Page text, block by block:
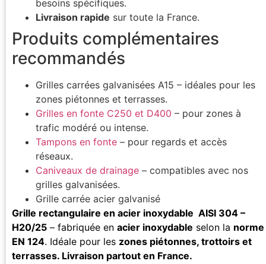
besoins spécifiques.
Livraison rapide sur toute la France.
Produits complémentaires
recommandés
Grilles carrées galvanisées A15 – idéales pour les
zones piétonnes et terrasses.
Grilles en fonte C250 et D400 – pour zones à
trafic modéré ou intense.
Tampons en fonte – pour regards et accès
réseaux.
Caniveaux de drainage – compatibles avec nos
grilles galvanisées.
Grille carrée acier galvanisé
Grille rectangulaire en acier inoxydable AISI 304 –
H20/25 – fabriquée en acier inoxydable selon la norme
EN 124. Idéale pour les zones piétonnes, trottoirs et
terrasses. Livraison partout en France.